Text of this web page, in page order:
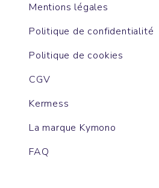
Mentions légales
Politique de confidentialité
Politique de cookies
CGV
Kermess
La marque Kymono
FAQ